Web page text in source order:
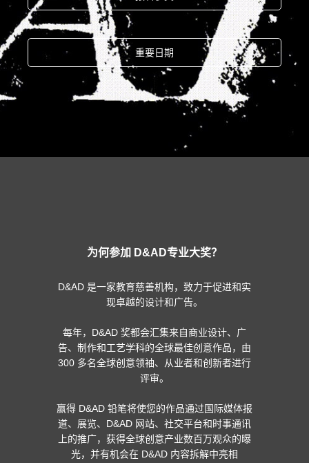
重要日期
为何参加 D&AD专业大奖？
D&AD 是一家教育慈善机构，致力于促进和实
现卓越的设计和广告。
每年，D&AD 奖都会汇集来自商业设计、广
告、制作和工艺学科的全球最佳创意作品，由
300 多名全球创意领袖、从业者和创新者进行
评审。
赢得 D&AD 铅笔将使您的作品通过国际媒体报
道、展览、D&AD 网站、社交平台和时事通讯
上的推广，获得全球创意产业数百万观众的曝
光，并有机会在 D&AD 内容拆解中亮相